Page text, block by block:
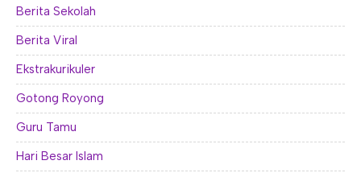
Berita Sekolah
Berita Viral
Ekstrakurikuler
Gotong Royong
Guru Tamu
Hari Besar Islam